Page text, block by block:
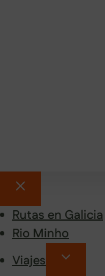
Rutas en Galicia
Rio Minho
Viajes